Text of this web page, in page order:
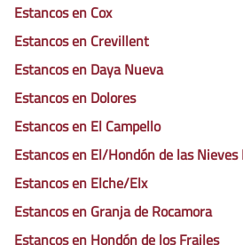
Estancos en Cox
Estancos en Crevillent
Estancos en Daya Nueva
Estancos en Dolores
Estancos en El Campello
Estancos en El/Hondón de las Nieves
Estancos en Elche/Elx
Estancos en Granja de Rocamora
Estancos en Hondón de los Frailes